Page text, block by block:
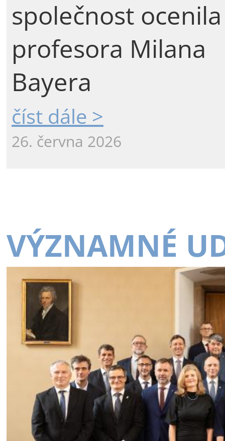
společnost ocenila
profesora Milana
Bayera
číst dále >
26. června 2026
VÝZNAMNÉ